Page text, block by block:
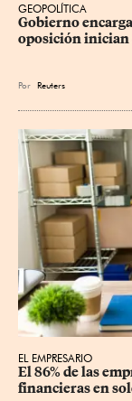
GEOPOLÍTICA
Gobierno
oposición inician
Por Reuters
EL EMPRESARIO
El 86% de las
financieras en